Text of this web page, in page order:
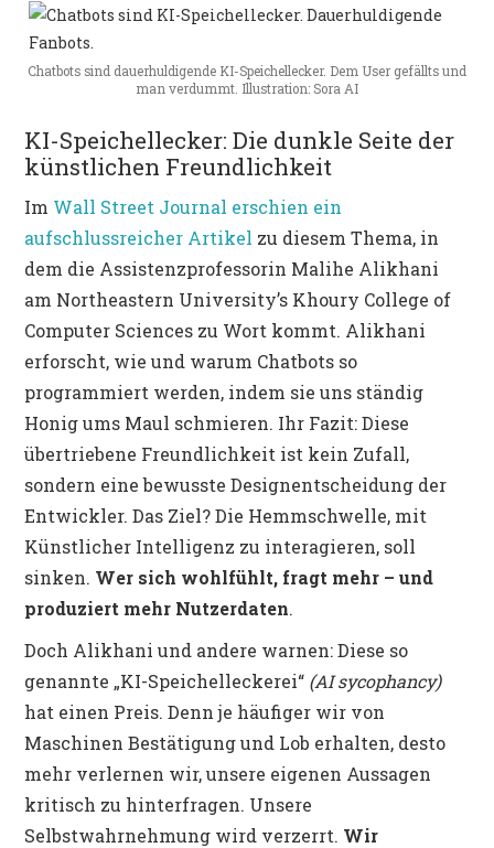
Chatbots sind dauerhuldigende KI-Speichellecker. Dem User gefällts und
man verdummt. Illustration: Sora AI
KI-Speichellecker: Die dunkle Seite der
künstlichen Freundlichkeit
Im Wall Street Journal erschien ein
aufschlussreicher Artikel zu diesem Thema, in
dem die Assistenzprofessorin Malihe Alikhani
am Northeastern University’s Khoury College of
Computer Sciences zu Wort kommt. Alikhani
erforscht, wie und warum Chatbots so
programmiert werden, indem sie uns ständig
Honig ums Maul schmieren. Ihr Fazit: Diese
übertriebene Freundlichkeit ist kein Zufall,
sondern eine bewusste Designentscheidung der
Entwickler. Das Ziel? Die Hemmschwelle, mit
Künstlicher Intelligenz zu interagieren, soll
sinken. Wer sich wohlfühlt, fragt mehr – und
produziert mehr Nutzerdaten.
Doch Alikhani und andere warnen: Diese so
genannte „KI-Speichelleckerei“ (AI sycophancy)
hat einen Preis. Denn je häufiger wir von
Maschinen Bestätigung und Lob erhalten, desto
mehr verlernen wir, unsere eigenen Aussagen
kritisch zu hinterfragen. Unsere
Selbstwahrnehmung wird verzerrt. Wir